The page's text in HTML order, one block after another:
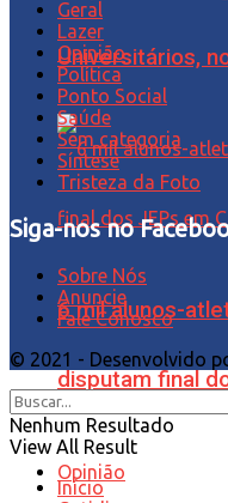
Universitários,
6 mil alunos-
disputam final
Opinião
Geral
Lazer
Opinião
Política
Ponto Social
Saúde
Sem categoria
Síntese
Tristeza da Foto
Siga-nos no
Sobre Nós
Anuncie
Fale Conosco
© 2021 - Desenvolvido
Nenhum Resultado
View All Result
Início